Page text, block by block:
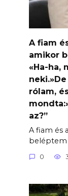
A fiam
amikor
«Ha-ha,
rólam,
az?”
A fiam és
beléptem
0